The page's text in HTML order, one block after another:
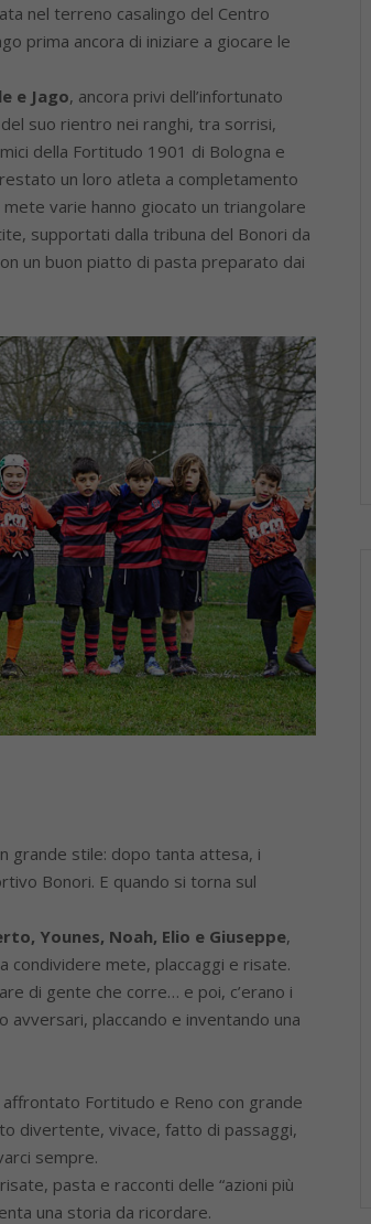
nel terreno casalingo del Centro
prima ancora di iniziare a giocare le
e Jago, ancora privi dell’infortunato
suo rientro nei ranghi, tra sorrisi,
della Fortitudo 1901 di Bologna e
un loro atleta a completamento
varie hanno giocato un triangolare
supportati dalla tribuna del Bonori da
un buon piatto di pasta preparato dai
grande stile: dopo tanta attesa, i
Bonori. E quando si torna sul
Younes, Noah, Elio e Giuseppe,
condividere mete, placcaggi e risate.
di gente che corre… e poi, c’erano i
avversari, placcando e inventando una
affrontato Fortitudo e Reno con grande
divertente, vivace, fatto di passaggi,
sempre.
pasta e racconti delle “azioni più
una storia da ricordare.